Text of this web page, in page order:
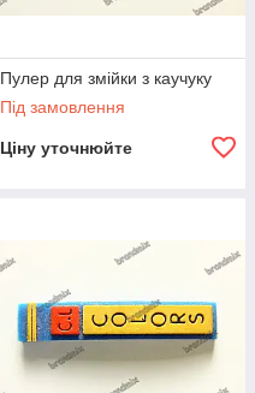
Пулер для змійки з каучуку
Під замовлення
Ціну уточнюйте